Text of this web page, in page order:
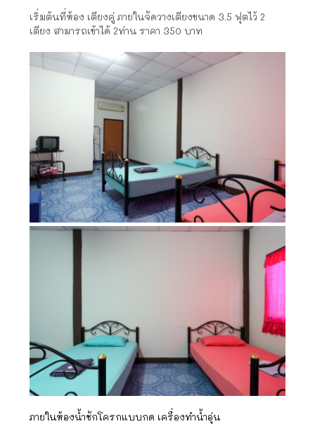
เริ่มต้นที่ห้อง เตียงคู่ ภายในจัดวางเตียงขนาด 3.5 ฟุตไว้ 2
เตียง สามารถเข้าได้ 2ท่าน ราคา 350 บาท
ภายในห้องน้ำชักโครกแบบกด เครื่องทำน้ำอุ่น